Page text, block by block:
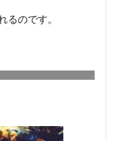
るのです。